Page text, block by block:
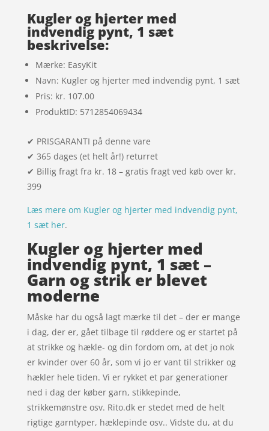
ømmels
er
Kugler og hjerter med
indvendig pynt, 1 sæt
beskrivelse:
Mærke: EasyKit
Navn: Kugler og hjerter med indvendig pynt, 1 sæt
Pris: kr. 107.00
ProduktID: 5712854069434
✔ PRISGARANTI på denne vare
✔ 365 dages (et helt år!) returret
✔ Billig fragt fra kr. 18 – gratis fragt ved køb over kr.
399
Læs mere om Kugler og hjerter med indvendig pynt,
1 sæt her.
Kugler og hjerter med
indvendig pynt, 1 sæt –
Garn og strik er blevet
moderne
Måske har du også lagt mærke til det – der er mange
i dag, der er, gået tilbage til røddere og er startet på
at strikke og hækle- og din fordom om, at det jo nok
er kvinder over 60 år, som vi jo er vant til strikker og
hækler hele tiden. Vi er rykket et par generationer
ned i dag der køber garn, stikkepinde,
strikkemønstre osv. Rito.dk er stedet med de helt
rigtige garntyper, hæklepinde osv.. Vidste du, at du